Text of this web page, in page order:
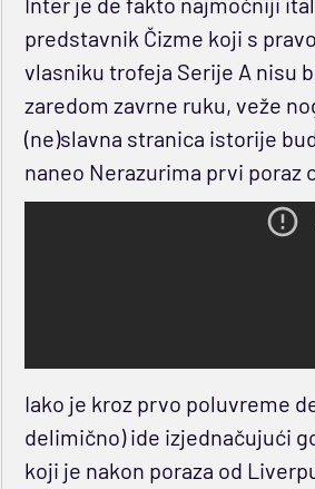
predstavnik Čizme koji s
vlasniku trofeja Serije A nisu
zaredom zavrne ruku, veže
(ne)slavna stranica istorije
naneo Nerazurima prvi poraz
Iako je kroz prvo poluvreme
delimično) ide izjednačujući
koji je nakon poraza od